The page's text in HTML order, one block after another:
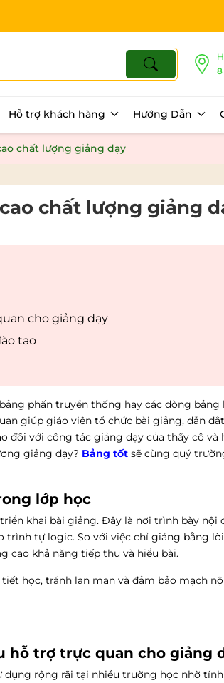
Hỗ trợ khách hàng Hướng Dẫn
chất lượng giảng dạy
chất lượng giảng
cho giảng dạy
tạo
phấn truyền thống hay các dòng bảng
giúp giáo viên tổ chức bài giảng, dẫn
đối với công tác giảng dạy của thầy cô và
giảng dạy? Bảng tốt sẽ cùng quý
lớp học
khai bài giảng. Đây là nơi trình bày nội
tự logic. So với việc chỉ giảng bằng
cao khả năng tiếp thu và hiểu bài.
học, tránh lan man và đảm bảo mạch
hỗ trợ trực quan cho giảng
dụng rộng rãi tại nhiều trường học nhờ